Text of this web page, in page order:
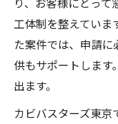
工体制を整えていま
た案件では、申請
供もサポートします
出ます。
カビバスターズ東